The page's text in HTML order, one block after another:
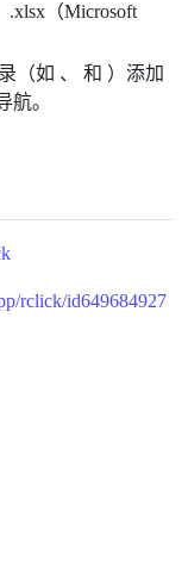
.xlsx（Microsoft
（如 、 和 ）添加
航。
rclick/id649684927